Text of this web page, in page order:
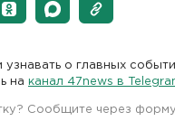
о главных
на канал 47news в
Сообщите через форму